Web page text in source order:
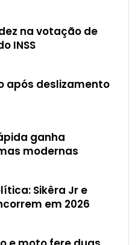
na votação de
INSS
após deslizamento
ganha
modernas
Sikêra Jr e
em 2026